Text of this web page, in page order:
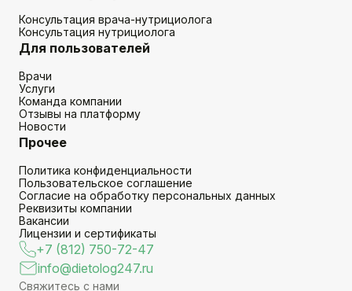
Консультация врача-нутрициолога
Консультация нутрициолога
Для пользователей
Врачи
Услуги
Команда компании
Отзывы на платформу
Новости
Прочее
Политика конфиденциальности
Пользовательское соглашение
Согласие на обработку персональных данных
Реквизиты компании
Вакансии
Лицензии и сертификаты
+7 (812) 750-72-47
info@dietolog247.ru
Свяжитесь с нами